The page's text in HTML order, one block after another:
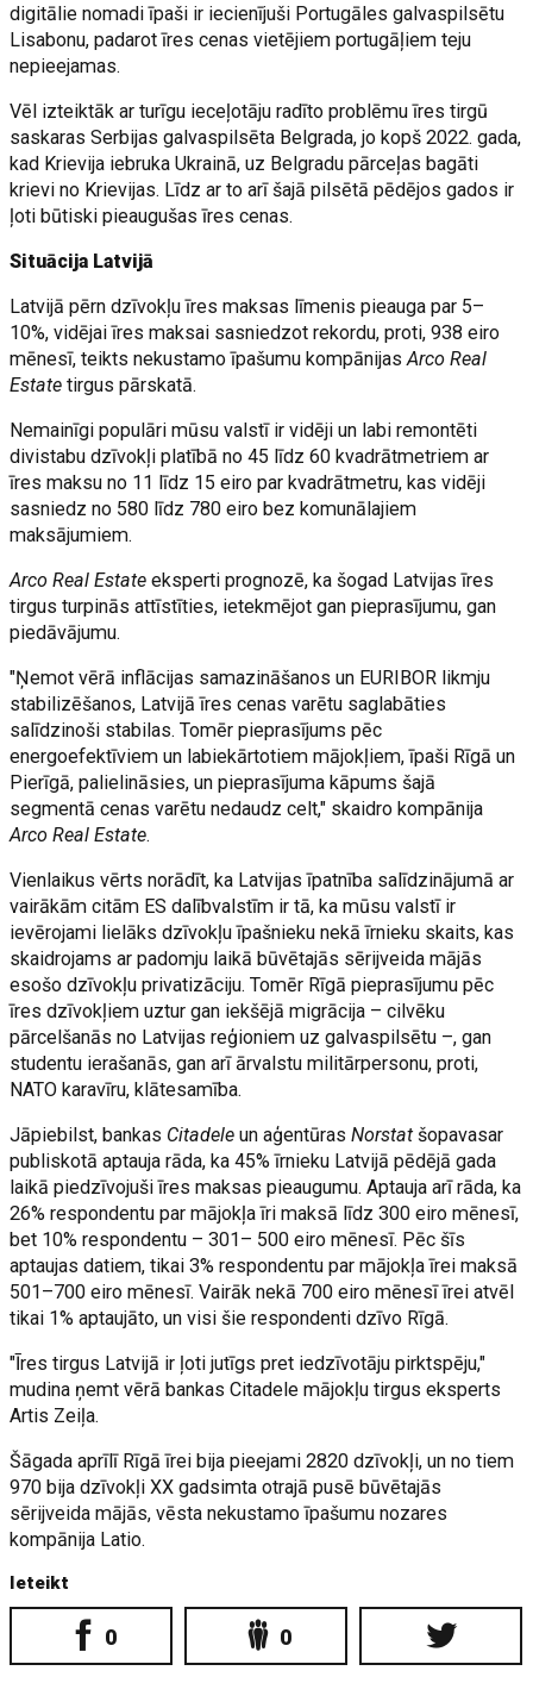
digitālie nomadi īpaši ir iecienījuši Portugāles galvaspilsētu
Lisabonu, padarot īres cenas vietējiem portugāļiem teju
nepieejamas.
Vēl izteiktāk ar turīgu ieceļotāju radīto problēmu īres tirgū
saskaras Serbijas galvaspilsēta Belgrada, jo kopš 2022. gada,
kad Krievija iebruka Ukrainā, uz Belgradu pārceļas bagāti
krievi no Krievijas. Līdz ar to arī šajā pilsētā pēdējos gados ir
ļoti būtiski pieaugušas īres cenas.
Situācija Latvijā
Latvijā pērn dzīvokļu īres maksas līmenis pieauga par 5–
10%, vidējai īres maksai sasniedzot rekordu, proti, 938 eiro
mēnesī, teikts nekustamo īpašumu kompānijasArco Real
Estate tirgus pārskatā.
Nemainīgi populāri mūsu valstī ir vidēji un labi remontēti
divistabu dzīvokļi platībā no 45 līdz 60 kvadrātmetriem ar
īres maksu no 11 līdz 15 eiro par kvadrātmetru, kas vidēji
sasniedz no 580 līdz 780 eiro bez komunālajiem
maksājumiem.
Arco Real Estateeksperti prognozē, ka šogad Latvijas īres
tirgus turpinās attīstīties, ietekmējot gan pieprasījumu, gan
piedāvājumu.
"Ņemot vērā inflācijas samazināšanos un EURIBOR likmju
stabilizēšanos, Latvijā īres cenas varētu saglabāties
salīdzinoši stabilas. Tomēr pieprasījums pēc
energoefektīviem un labiekārtotiem mājokļiem, īpaši Rīgā un
Pierīgā, palielināsies, un pieprasījuma kāpums šajā
segmentā cenas varētu nedaudz celt," skaidro kompānija
Arco Real Estate.
Vienlaikus vērts norādīt, ka Latvijas īpatnība salīdzinājumā ar
vairākām citām ES dalībvalstīm ir tā, ka mūsu valstī ir
ievērojami lielāks dzīvokļu īpašnieku nekā īrnieku skaits, kas
skaidrojams ar padomju laikā būvētajās sērijveida mājās
esošo dzīvokļu privatizāciju. Tomēr Rīgā pieprasījumu pēc
īres dzīvokļiem uztur gan iekšējā migrācija – cilvēku
pārcelšanās no Latvijas reģioniem uz galvaspilsētu –, gan
studentu ierašanās, gan arī ārvalstu militārpersonu, proti,
NATO karavīru, klātesamība.
Jāpiebilst, bankas Citadeleun aģentūrasNorstatšopavasar
publiskotā aptauja rāda, ka 45% īrnieku Latvijā pēdējā gada
laikā piedzīvojuši īres maksas pieaugumu. Aptauja arī rāda, ka
26% respondentu par mājokļa īri maksā līdz 300 eiro mēnesī,
bet 10% respondentu – 301– 500 eiro mēnesī. Pēc šīs
aptaujas datiem, tikai 3% respondentu par mājokļa īrei maksā
501–700 eiro mēnesī. Vairāk nekā 700 eiro mēnesī īrei atvēl
tikai 1% aptaujāto, un visi šie respondenti dzīvo Rīgā.
"Īres tirgus Latvijā ir ļoti jutīgs pret iedzīvotāju pirktspēju,"
mudina ņemt vērā bankas Citadele mājokļu tirgus eksperts
Artis Zeiļa.
Šāgada aprīlī Rīgā īrei bija pieejami 2820 dzīvokļi, un no tiem
970 bija dzīvokļi XX gadsimta otrajā pusē būvētajās
sērijveida mājās, vēsta nekustamo īpašumu nozares
kompānija Latio.
Ieteikt
0 0